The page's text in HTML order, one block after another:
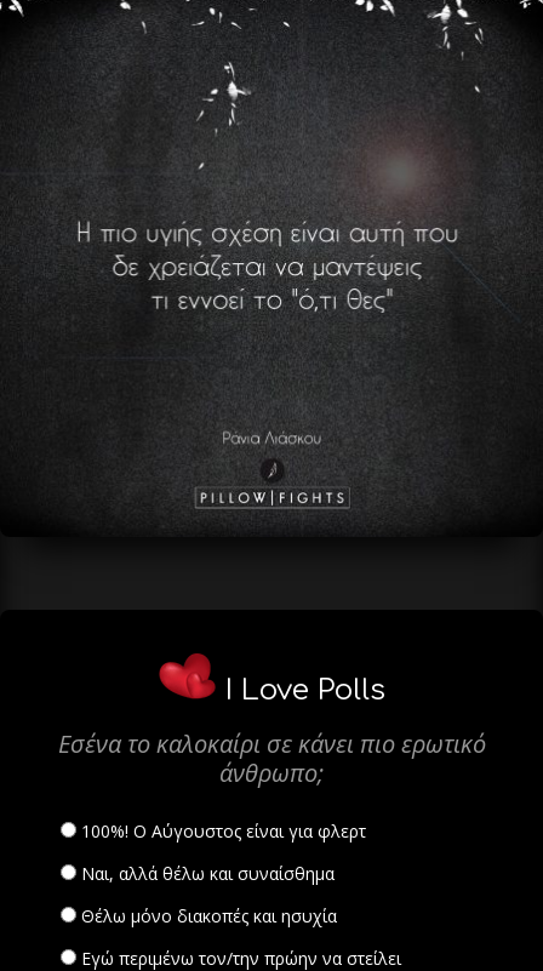
I Love Polls
Εσένα το καλοκαίρι σε κάνει πιο ερωτικό
άνθρωπο;
100%! Ο Αύγουστος είναι για φλερτ
Ναι, αλλά θέλω και συναίσθημα
Θέλω μόνο διακοπές και ησυχία
Εγώ περιμένω τον/την πρώην να στείλει